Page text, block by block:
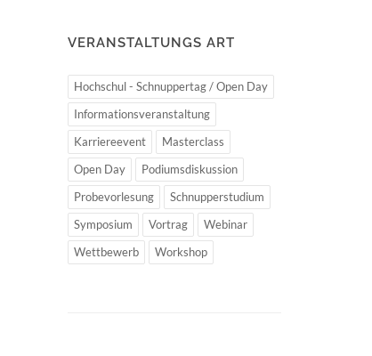
VERANSTALTUNGS ART
Hochschul - Schnuppertag / Open Day
Informationsveranstaltung
Karriereevent
Masterclass
Open Day
Podiumsdiskussion
Probevorlesung
Schnupperstudium
Symposium
Vortrag
Webinar
Wettbewerb
Workshop